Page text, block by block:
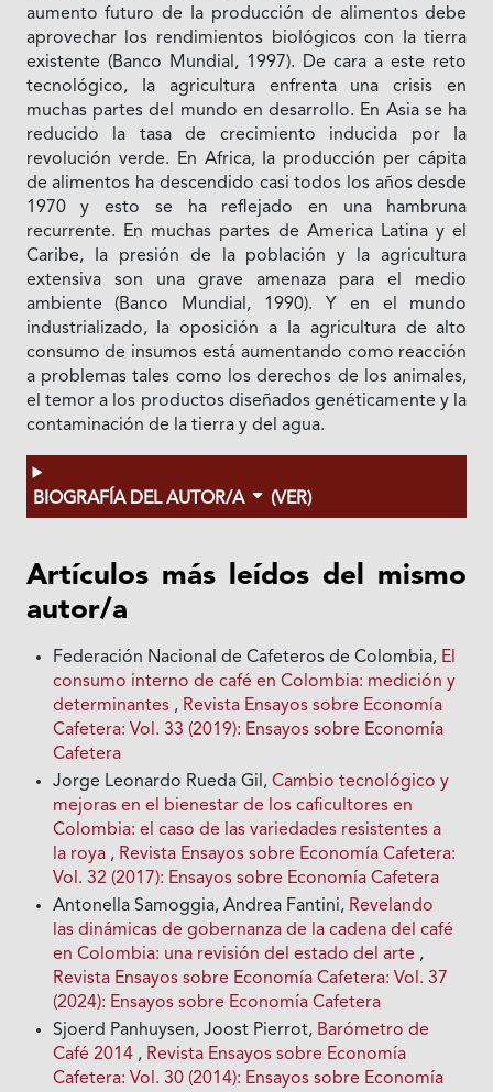
aumento futuro de Ia producción de alimentos debe
aprovechar los rendimientos biológicos con Ia tierra
existente (Banco Mundial, 1997). De cara a este reto
tecnológico, Ia agricultura enfrenta una crisis en
muchas partes del mundo en desarrollo. En Asia se ha
reducido la tasa de crecimiento inducida por Ia
revolución verde. En Africa, Ia producción per cápita
de alimentos ha descendido casi todos los años desde
1970 y esto se ha reflejado en una hambruna
recurrente. En muchas partes de America Latina y el
Caribe, Ia presión de la población y la agricultura
extensiva son una grave amenaza para el medio
ambiente (Banco Mundial, 1990). Y en el mundo
industrializado, Ia oposición a Ia agricultura de alto
consumo de insumos está aumentando como reacción
a problemas tales como los derechos de los animales,
el temor a los productos diseñados genéticamente y la
contaminación de la tierra y del agua.
BIOGRAFÍA DEL AUTOR/A (VER)
Artículos más leídos del mismo
autor/a
Federación Nacional de Cafeteros de Colombia, El
consumo interno de café en Colombia: medición y
determinantes , Revista Ensayos sobre Economía
Cafetera: Vol. 33 (2019): Ensayos sobre Economía
Cafetera
Jorge Leonardo Rueda Gil,Cambio tecnológico y
mejoras en el bienestar de los caficultores en
Colombia: el caso de las variedades resistentes a
la roya , Revista Ensayos sobre Economía Cafetera:
Vol. 32 (2017): Ensayos sobre Economía Cafetera
Antonella Samoggia, Andrea Fantini, Revelando
las dinámicas de gobernanza de la cadena del café
en Colombia: una revisión del estado del arte ,
Revista Ensayos sobre Economía Cafetera: Vol. 37
(2024): Ensayos sobre Economía Cafetera
Sjoerd Panhuysen, Joost Pierrot, Barómetro de
Café 2014 , Revista Ensayos sobre Economía
Cafetera: Vol. 30 (2014): Ensayos sobre Economía